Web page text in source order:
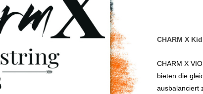
DRUMS & PERCUSSION
Schlagzeuge
Snaredrums
Piccoloflöte
Querflöten
CHARM X
CHARM X
bieten die
ausbalanciert